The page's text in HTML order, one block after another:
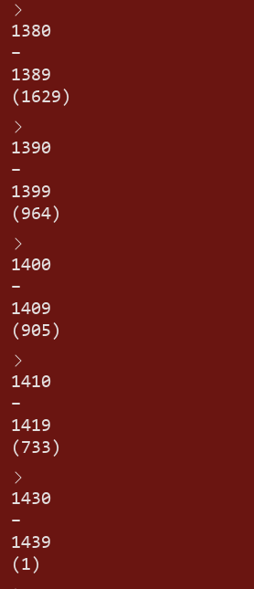
1380
–
1389
(1629)
1390
–
1399
(964)
1400
–
1409
(905)
1410
–
1419
(733)
1430
–
1439
(1)